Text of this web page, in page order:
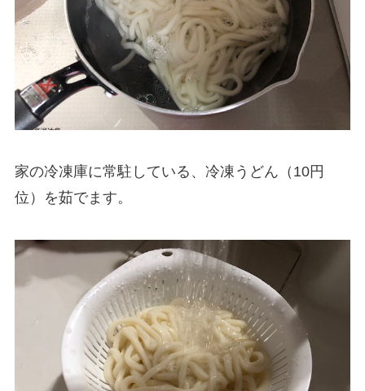
家の冷凍庫に常駐している、冷凍うどん（10円
位）を茹でます。